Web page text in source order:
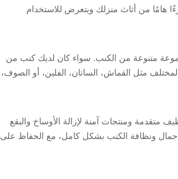
هامًا من أثاث منزلك ويتعرض للاستخدام
متنوعة من الكنب. سواء كان لديك كنب من
مثل القماش، الساتان، الفلين، أو الصوف،
متقدمة ومنتجات آمنة لإزالة الأوساخ والبقع
ونظافة الكنب بشكل كامل، مع الحفاظ على